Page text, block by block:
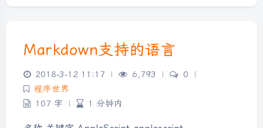
夜间模式
Markdown支持的语言
2018-3-12 11:17 | 6,793 | 0
|
程序世界
107 字
| 1 分钟内